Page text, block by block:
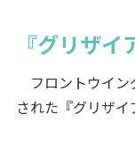
『グリザ
フロントウイン
された『グリザイ